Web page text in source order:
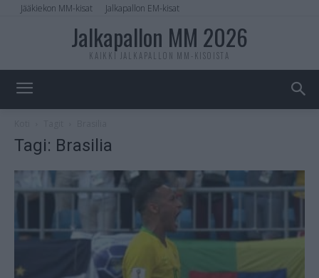
Jääkiekon MM-kisat Jalkapallon EM-kisat
Jalkapallon MM 2026
KAIKKI JALKAPALLON MM-KISOISTA
Tagi: Brasilia